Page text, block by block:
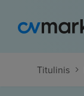
Titulinis